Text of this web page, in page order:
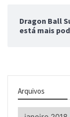
Dragon Ball
está mais
Arquivos
Arquivos